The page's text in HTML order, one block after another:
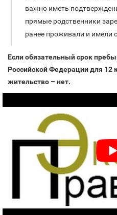
важно иметь
прямые родственники
ранее проживали и имели
Если обязательный срок
Российской Федерации для 12
жительство – нет.